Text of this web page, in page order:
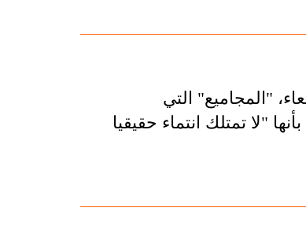
"المجاميع" التي
"لا تمتلك انتماء حقيقيا